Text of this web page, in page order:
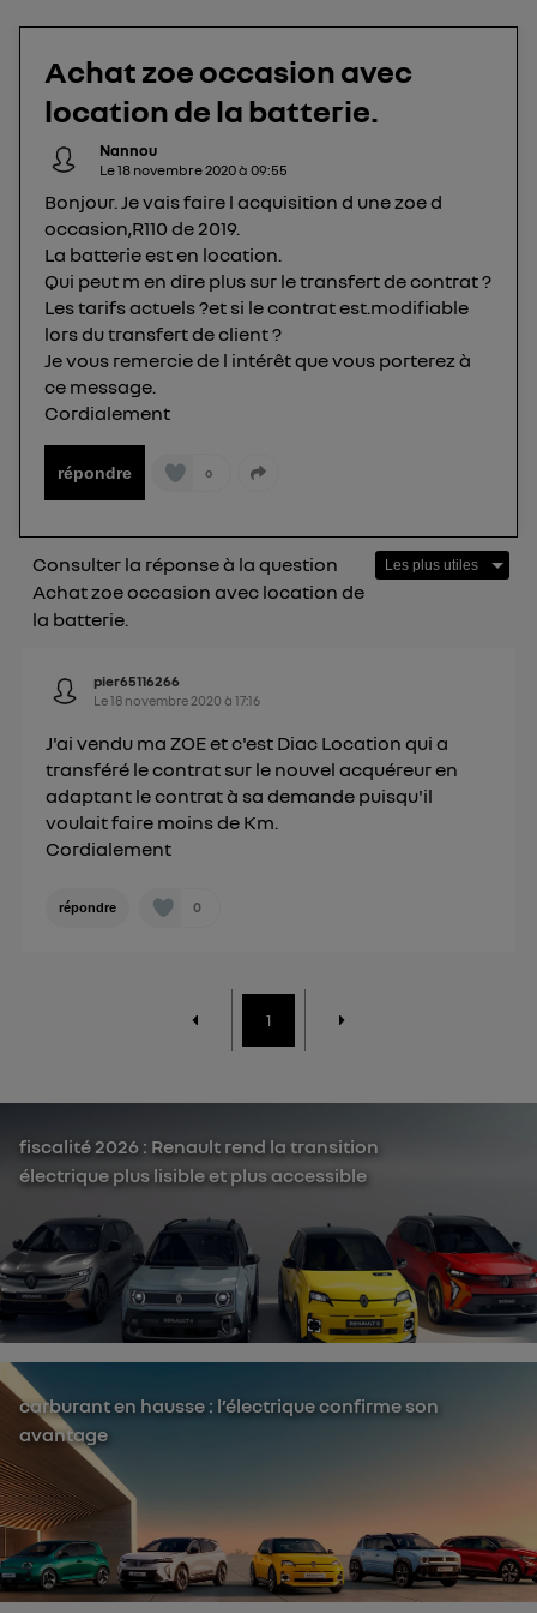
Achat zoe occasion avec
location de la batterie.
Nannou
Le18 novembre 2020à 09:55
Bonjour. Je vais faire l acquisition d une zoe d
occasion,R110 de 2019.
La batterie est en location.
Qui peut m en dire plus sur le transfert de contrat ?
Les tarifs actuels ?et si le contrat est.modifiable
lors du transfert de client ?
Je vous remercie de l intérêt que vous porterez à
ce message.
Cordialement
répondre 0
Consulter la réponse à la question
Achat zoe occasion avec location de
la batterie.
pier65116266
Le18 novembre 2020 à17:16
J'ai vendu ma ZOE et c'est Diac Location qui a
transféré le contrat sur le nouvel acquéreur en
adaptant le contrat à sa demande puisqu'il
voulait faire moins de Km.
Cordialement
répondre 0
1
fiscalité 2026 : Renault rend la transition
électrique plus lisible et plus accessible
carburant en hausse : l’électrique confirme son
avantage
de votre contrat internet (ex : votre numéro de
téléphone).
L'identifiant est associé à votre connexion
internet. Ainsi, toutes les personnes utilisant la
même connexion et ayant consenties se verront
attribuer le même identifiant. En général :
Pour uneconnexion foyer(ex : Wi-Fi), la personnalisation sera basée
sur la navigation des membres du foyer ayant consentis.
Pour une connexion mobile, la personnalisation sera basée
uniquement sur la navigation de l'utilisateur du mobile.
Vous pouvez à tout moment retirer ce
consentement surle portail d’Utiq("
") ou via la page « gérer Utiq » en bas de ce site.
Pour plus d'informations, veuillez consulter
Politique d'information sur les données
personnelles d'Utiq